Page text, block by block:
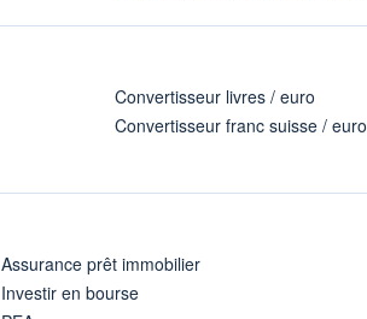
Convertisseur livres / euro
Convertisseur franc suisse / euro
Assurance prêt immobilier
Investir en bourse